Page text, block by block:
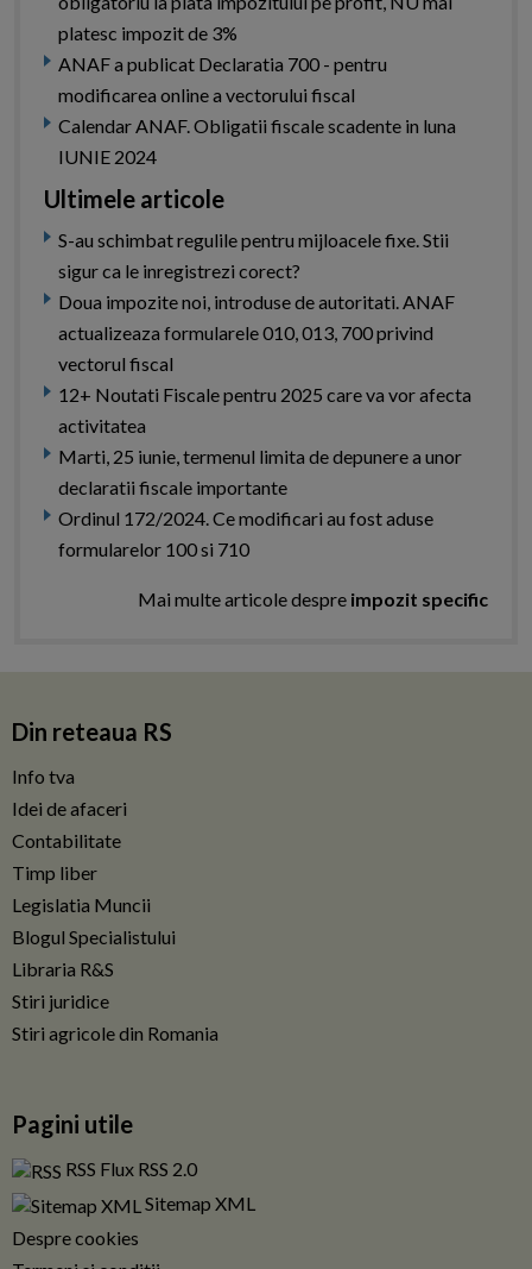
platesc impozit de 3%
ANAF a publicat Declaratia 700 - pentru
modificarea online a vectorului fiscal
Calendar ANAF. Obligatii fiscale scadente in luna
IUNIE 2024
Ultimele articole
S-au schimbat regulile pentru mijloacele fixe. Stii
sigur ca le inregistrezi corect?
Doua impozite noi, introduse de autoritati. ANAF
actualizeaza formularele 010, 013, 700 privind
vectorul fiscal
12+ Noutati Fiscale pentru 2025 care va vor afecta
activitatea
Marti, 25 iunie, termenul limita de depunere a unor
declaratii fiscale importante
Ordinul 172/2024. Ce modificari au fost aduse
formularelor 100 si 710
Mai multe articole despre impozit specific
Din reteaua RS
Info tva
Idei de afaceri
Contabilitate
Timp liber
Legislatia Muncii
Blogul Specialistului
Libraria R&S
Stiri juridice
Stiri agricole din Romania
Pagini utile
RSS Flux RSS 2.0
Sitemap XML
Despre cookies